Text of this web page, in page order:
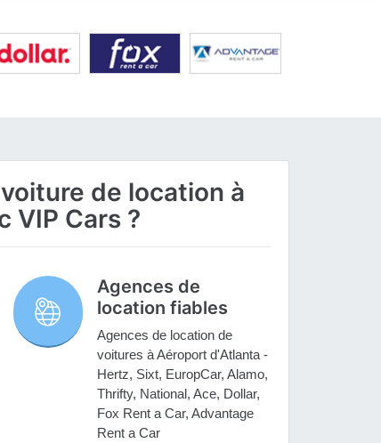
de location à
VIP Cars ?
Agences de
location fiables
Agences de location de
voitures à Aéroport d'Atlanta -
Hertz, Sixt, EuropCar, Alamo,
Thrifty, National, Ace, Dollar,
Fox Rent a Car, Advantage
Rent a Car